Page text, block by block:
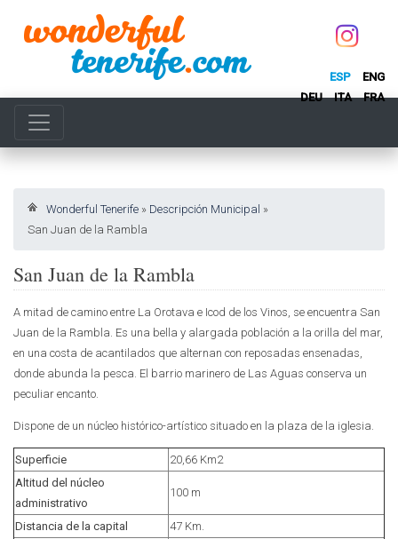
ESP
ENG
DEU
ITA FRA
Wonderful Tenerife » Descripción Municipal »
San Juan de la Rambla
San Juan de la Rambla
A mitad de camino entre La Orotava e Icod de los Vinos, se encuentra San
Juan de la Rambla. Es una bella y alargada población a la orilla del mar,
en una costa de acantilados que alternan con reposadas ensenadas,
donde abunda la pesca. El barrio marinero de Las Aguas conserva un
peculiar encanto.
Dispone de un núcleo histórico-artístico situado en la plaza de la iglesia.
Superficie
20,66 Km2
Altitud del núcleo
administrativo
100 m
Distancia de la capital 47 Km.